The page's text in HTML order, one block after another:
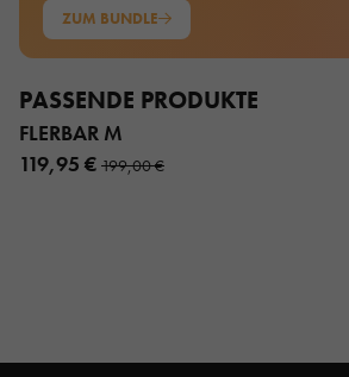
ZUM BUNDLE
PASSENDE PRODUKTE
FLERBAR M
119,95 € 199,00 €